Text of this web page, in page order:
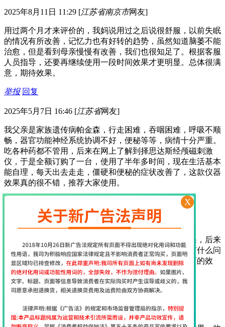
2025年8月11日 11:29 [江苏省南京市网友]
用过两个月才来评价的，我妈说用过之后说很舒服，以前失眠
的情况有所改善，记忆力也有好转的趋势，虽然知道脑萎不能
治愈，但是看到母亲慢慢有改善，我们也很知足了。根据客服
人员指导，还要再继续使用一段时间效果才更明显。总体很满
意，期待效果。
举报 回复
2025年5月7日 16:46 [江苏省网友]
我父亲是家族遗传病帕金森，行走困难，吞咽困难，呼吸不顺
畅，器官功能神经系统协调不好，便秘等等，病情十分严重。
吃各种药都不管用，后来在网上了解到择思达斯经颅磁刺激
仪，于是全额订购了一台，使用了半年多时间，现在生活基本
能自理，每天出去走走，僵硬和便秘的症状改善了，这款仪器
效果真的很不错，推荐大家使用。
2017年7月29日 17:13 经颅磁网友 [江苏省南京市
一开始使用这个仪器还挺担心的，担心不会用没有效果，后来
收到货后老师第一时间就给出了指导，服务很周到，有什么问
题老师也会第一时间回复，很贴心，坚持使用期待后面的效
果…
举报 回复
2017年7月12日 9:35经颅磁网友 [江苏省南京市网友]
X